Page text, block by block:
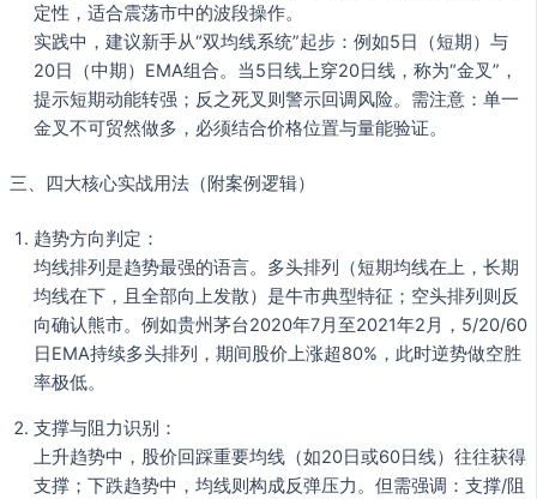
定性，适合震荡市中的波段操作。
实践中，建议新手从“双均线系统”起步：例如5日（短期）与
20日（中期）EMA组合。当5日线上穿20日线，称为“金叉”，
提示短期动能转强；反之死叉则警示回调风险。需注意：单一
金叉不可贸然做多，必须结合价格位置与量能验证。
三、四大核心实战用法（附案例逻辑）
趋势方向判定：
均线排列是趋势最强的语言。多头排列（短期均线在上，长期
均线在下，且全部向上发散）是牛市典型特征；空头排列则反
向确认熊市。例如贵州茅台2020年7月至2021年2月，5/20/60
日EMA持续多头排列，期间股价上涨超80%，此时逆势做空胜
率极低。
支撑与阻力识别：
上升趋势中，股价回踩重要均线（如20日或60日线）往往获得
支撑；下跌趋势中，均线则构成反弹压力。但需强调：支撑/阻